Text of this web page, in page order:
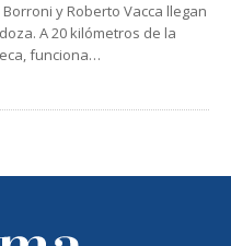
y Roberto Vacca llegan
A 20 kilómetros de la
funciona…